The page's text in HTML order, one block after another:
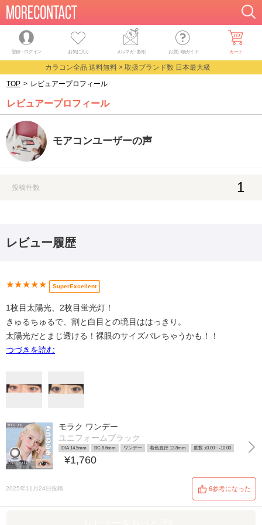
登録・ログイン お気に入り メルマガ・割引 お買い物ガイド カート
カラコン全品 送料無料 × 取扱ブランド数 日本最大級
TOP > レビュアープロフィール
レビュアープロフィール
モアコンユーザーの声
投稿件数 1
レビュー履歴
★★★★★ SuperExcellent
1枚目太陽光、2枚目蛍光灯！
きゅるちゅるで、割と白目との境目ははっきり。
太陽光だとまじ透ける！裸眼のサイズバレちゃうかも！！
つづきを読む
モラク ワンデー
ユニフォームブラック
DIA 14.5mm BC 8.6mm ワンデー 着色直径 13.8mm 度数 ±0.00~ -10.00
¥1,760
2025年11月24日投稿 6参考になった